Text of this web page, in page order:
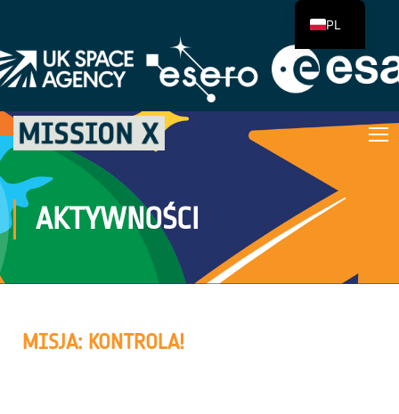
AKTYWNOŚCI
MISJA: KONTROLA!
PL